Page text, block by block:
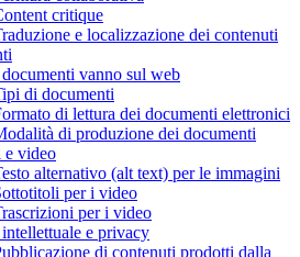
critique
e localizzazione dei contenuti
vanno sul web
di documenti
di lettura dei documenti elettronici
di produzione dei documenti
e video
alternativo (alt text) per le immagini
per i video
per i video
e privacy
di contenuti prodotti dalla